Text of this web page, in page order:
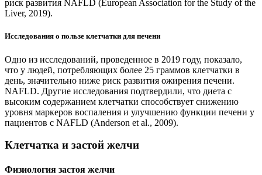
риск развития NAFLD (European Association for the Study of the
Liver, 2019).
Исследования о пользе клетчатки для печени
Одно из исследований, проведенное в 2019 году, показало,
что у людей, потребляющих более 25 граммов клетчатки в
день, значительно ниже риск развития ожирения печени.
NAFLD. Другие исследования подтвердили, что диета с
высоким содержанием клетчатки способствует снижению
уровня маркеров воспаления и улучшению функции печени у
пациентов с NAFLD (Anderson et al., 2009).
Клетчатка и застой желчи
Физиология застоя желчи